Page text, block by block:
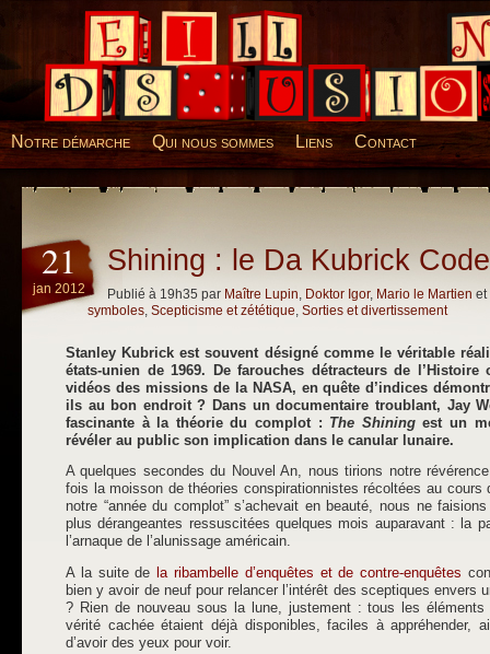
Desillusions
Notre démarche Qui nous sommes Liens Contact
21
jan 2012
Shining : le Da Kubrick Code
Publié à 19h35 par Maître Lupin, Doktor Igor, Mario le Martien et
symboles, Scepticisme et zététique, Sorties et divertissement
Stanley Kubrick est souvent désigné comme le véritable
états-unien de 1969. De farouches détracteurs de
vidéos des missions de la NASA, en quête d’indices
ils au bon endroit ? Dans un documentaire troublant, Jay
fascinante à la théorie du complot : The Shiningest un
révéler au public son implication dans le canular lunaire.
A quelques secondes du Nouvel An, nous tirions notre
fois la moisson de théories conspirationnistes récoltées au cours
notre “année du complot” s’achevait en beauté, nous ne
plus dérangeantes ressuscitées quelques mois auparavant : la
l’arnaque de l’alunissage américain.
A la suite de la ribambelle d’enquêtes et de contre-enquêtes
bien y avoir de neuf pour relancer l’intérêt des sceptiques envers
? Rien de nouveau sous la lune, justement : tous les éléments
vérité cachée étaient déjà disponibles, faciles à appréhender,
d’avoir des yeux pour voir.